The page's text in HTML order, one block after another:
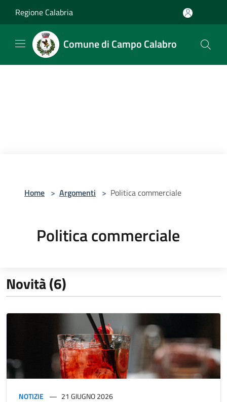
Regione Calabria
Comune di Campo Calabro
Home > Argomenti > Politica commerciale
Politica commerciale
Novità (6)
NOTIZIE 21 GIUGNO 2026